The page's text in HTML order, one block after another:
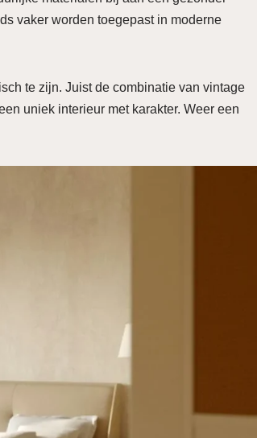
vaker worden toegepast in moderne
te zijn. Juist de combinatie van vintage
uniek interieur met karakter. Weer een